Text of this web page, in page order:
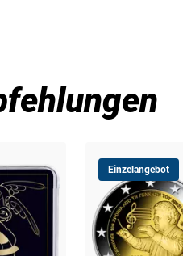
Einzelangebot